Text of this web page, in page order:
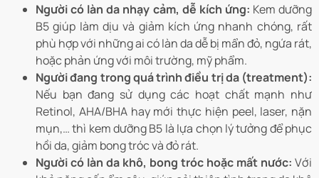
Người có làn da nhạy cảm, dễ kích ứng: Kem dưỡng
B5 giúp làm dịu và giảm kích ứng nhanh chóng, rất
phù hợp với những ai có làn da dễ bị mẩn đỏ, ngứa rát,
hoặc phản ứng với môi trường, mỹ phẩm.
Người đang trong quá trình điều trị da (treatment):
Nếu bạn đang sử dụng các hoạt chất mạnh như
Retinol, AHA/BHA hay mới thực hiện peel, laser, nặn
mụn,… thì kem dưỡng B5 là lựa chọn lý tưởng để phục
hồi da, giảm bong tróc và đỏ rát.
Người có làn da khô, bong tróc hoặc mất nước: Với